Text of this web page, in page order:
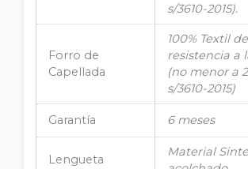
s/3610-2015).
Forro de
Capellada
100% Textil
resistencia a
(no menor a
s/3610-2015)
Garantía 6 meses
Lengueta
Material